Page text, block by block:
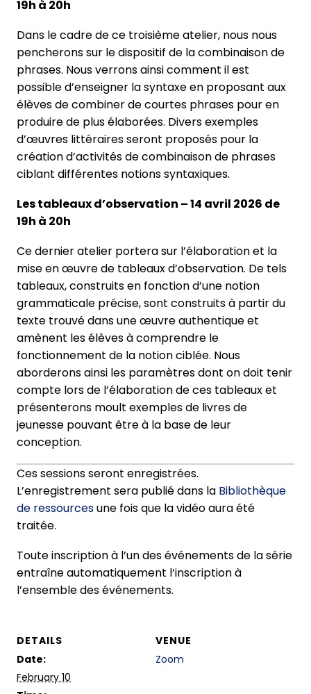
19h à 20h
Dans le cadre de ce troisième atelier, nous nous
pencherons sur le dispositif de la combinaison de
phrases. Nous verrons ainsi comment il est
possible d’enseigner la syntaxe en proposant aux
élèves de combiner de courtes phrases pour en
produire de plus élaborées. Divers exemples
d’œuvres littéraires seront proposés pour la
création d’activités de combinaison de phrases
ciblant différentes notions syntaxiques.
Les tableaux d’observation – 14 avril 2026 de
19h à 20h
Ce dernier atelier portera sur l’élaboration et la
mise en œuvre de tableaux d’observation. De tels
tableaux, construits en fonction d’une notion
grammaticale précise, sont construits à partir du
texte trouvé dans une œuvre authentique et
amènent les élèves à comprendre le
fonctionnement de la notion ciblée. Nous
aborderons ainsi les paramètres dont on doit tenir
compte lors de l’élaboration de ces tableaux et
présenterons moult exemples de livres de
jeunesse pouvant être à la base de leur
conception.
Ces sessions seront enregistrées.
L’enregistrement sera publié dans la Bibliothèque
de ressourcesune fois que la vidéo aura été
traitée.
Toute inscription à l’un des événements de la série
entraîne automatiquement l’inscription à
l’ensemble des événements.
DETAILS
Date:
February 10
VENUE
Zoom